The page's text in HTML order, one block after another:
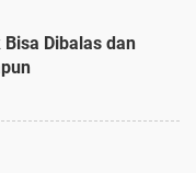
Dibalas dan